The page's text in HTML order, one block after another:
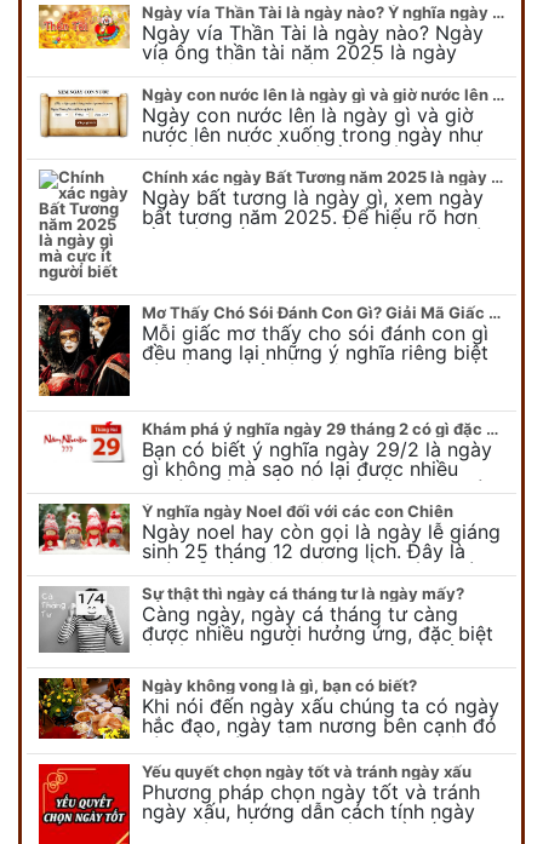
Ngày vía Thần Tài là ngày nào? Ý nghĩa ngày vía Thần Tài năm 2025
Ngày vía Thần Tài là ngày nào? Ngày
vía ông thần tài năm 2025 là ngày
mùng 10 âm lịch hàng tháng. Tại sao
trong ngày này, tất cả mọi…
Ngày con nước lên là ngày gì và giờ nước lên nước xuống trong ngày?
Ngày con nước lên là ngày gì và giờ
nước lên nước xuống trong ngày như
thế nào? Có điều gì cần chú ý về ngày
con nước lên? Đừng…
Chính xác ngày Bất Tương năm 2025 là ngày gì mà cực ít người biết
Ngày bất tương là ngày gì, xem ngày
bất tương năm 2025. Để hiểu rõ hơn
về ngày bất tương, ngày bất tương là
Mơ Thấy Chó Sói Đánh Con Gì? Giải Mã Giấc Mơ Bí Ẩn
Mỗi giấc mơ thấy cho sói đánh con gì
đều mang lại những ý nghĩa riêng biệt
và có thể phản ánh tâm trạng, suy nghĩ
Khám phá ý nghĩa ngày 29 tháng 2 có gì đặc biệt?
Bạn có biết ý nghĩa ngày 29/2 là ngày
gì không mà sao nó lại được nhiều
người chú ý đến vậy. Tất cả mọi người
đều cho rằng đây…
Ý nghĩa ngày Noel đối với các con Chiên
Ngày noel hay còn gọi là ngày lễ giáng
sinh 25 tháng 12 dương lịch. Đây là
ngày lễ của bên thiên chúa giáo, ngày
lễ thiên chúa giáng sinh,…
Sự thật thì ngày cá tháng tư là ngày mấy?
Càng ngày, ngày cá tháng tư càng
được nhiều người hưởng ứng, đặc biệt
là các bạn trẻ bởi họ sẽ nghĩ ra đủ trò
vui chơi, tinh nghịch, hài…
Ngày không vong là gì, bạn có biết?
Khi nói đến ngày xấu chúng ta có ngày
hắc đạo, ngày tam nương bên cạnh đó
còn có ngày không vong. Tuy nhiên khi
nói đến ngày không vong…
Yếu quyết chọn ngày tốt và tránh ngày xấu
Phương pháp chọn ngày tốt và tránh
ngày xấu, hướng dẫn cách tính ngày
tốt, ngày xấu trong tháng để tiến hành